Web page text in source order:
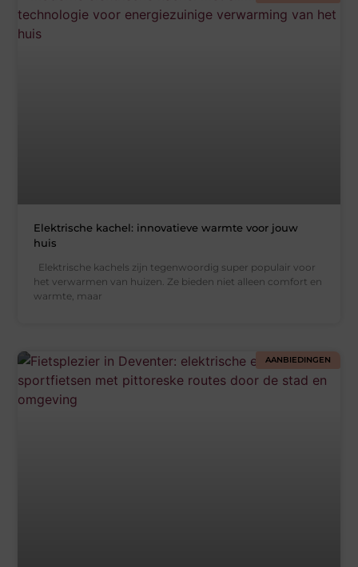
Elektrische kachel: innovatieve warmte voor jouw
huis
Elektrische kachels zijn tegenwoordig super populair voor
het verwarmen van huizen. Ze bieden niet alleen comfort en
warmte, maar
AANBIEDINGEN